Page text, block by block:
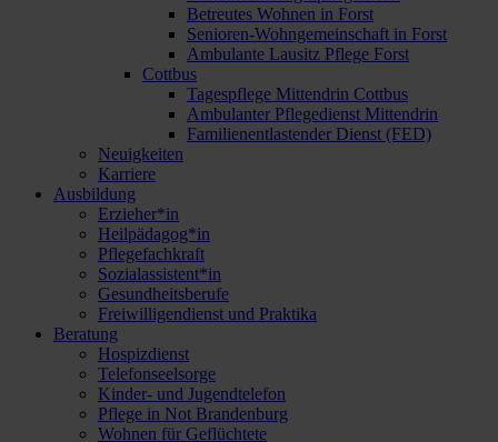
Betreutes Wohnen in Forst
Senioren-Wohngemeinschaft in Forst
Ambulante Lausitz Pflege Forst
Cottbus
Tagespflege Mittendrin Cottbus
Ambulanter Pflegedienst Mittendrin
Familienentlastender Dienst (FED)
Neuigkeiten
Karriere
Ausbildung
Erzieher*in
Heilpädagog*in
Pflegefachkraft
Sozialassistent*in
Gesundheitsberufe
Freiwilligendienst und Praktika
Beratung
Hospizdienst
Telefonseelsorge
Kinder- und Jugendtelefon
Pflege in Not Brandenburg
Wohnen für Geflüchtete